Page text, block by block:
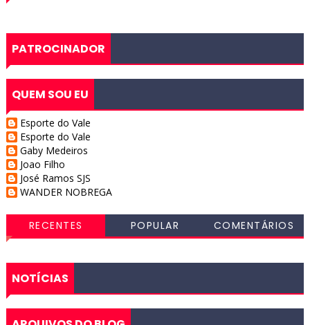
PATROCINADOR
QUEM SOU EU
Esporte do Vale
Esporte do Vale
Gaby Medeiros
Joao Filho
José Ramos SJS
WANDER NOBREGA
RECENTES POPULAR COMENTÁRIOS
NOTÍCIAS